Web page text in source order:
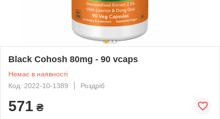
Black Cohosh 80mg - 90 vcaps
Немає в наявності
Код: 2022-10-1389
Роздріб
571 ₴